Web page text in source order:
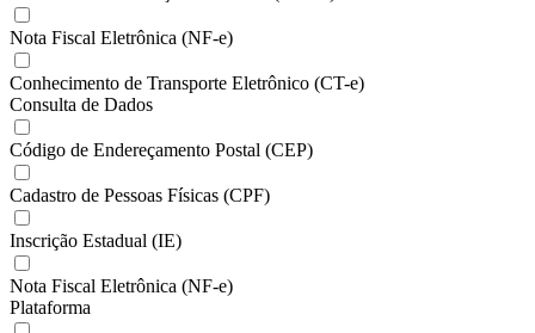
Nota Fiscal Eletrônica (NF-e)
Conhecimento de Transporte Eletrônico (CT-e)
Consulta de Dados
Código de Endereçamento Postal (CEP)
Cadastro de Pessoas Físicas (CPF)
Inscrição Estadual (IE)
Nota Fiscal Eletrônica (NF-e)
Plataforma